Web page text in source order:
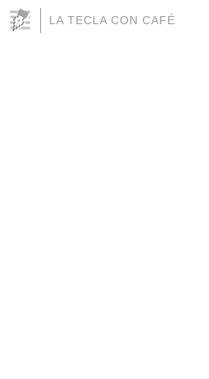
LA TECLA CON CAFÉ